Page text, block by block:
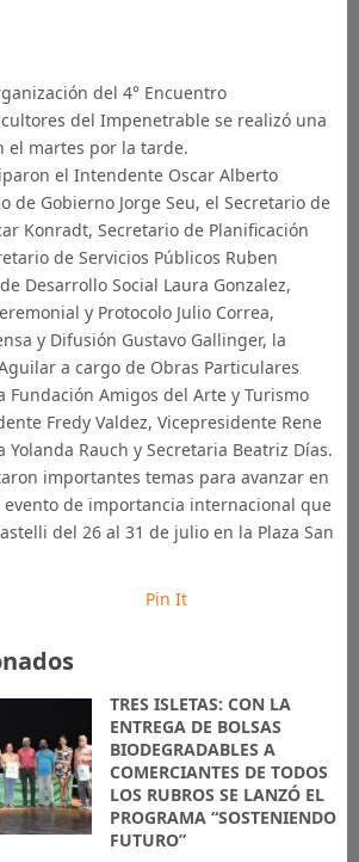
del 4° Encuentro
del Impenetrable se realizó una
el martes por la tarde.
el Intendente Oscar Alberto
de Gobierno Jorge Seu, el Secretario de
Konradt, Secretario de Planificación
de Servicios Públicos Ruben
Desarrollo Social Laura Gonzalez,
y Protocolo Julio Correa,
y Difusión Gustavo Gallinger, la
a cargo de Obras Particulares
Fundación Amigos del Arte y Turismo
Fredy Valdez, Vicepresidente Rene
Yolanda Rauch y Secretaria Beatriz Días.
importantes temas para avanzar en
de importancia internacional que
del 26 al 31 de julio en la Plaza San
Pin It
TRES ISLETAS: CON LA
ENTREGA DE BOLSAS
BIODEGRADABLES A
COMERCIANTES DE TODOS
LOS RUBROS SE LANZÓ EL
PROGRAMA “SOSTENIENDO
FUTURO”